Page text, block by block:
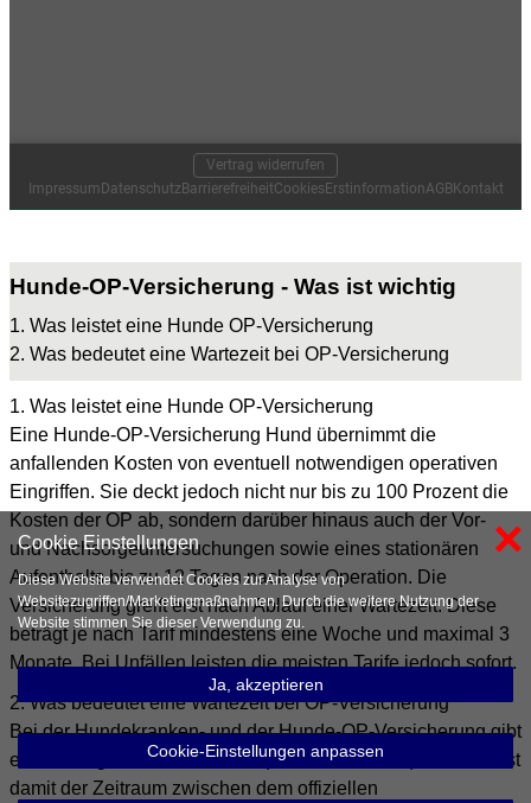
Hunde-OP-Versicherung - Was ist wichtig
1. Was leistet eine Hunde OP-Versicherung
2. Was bedeutet eine Wartezeit bei OP-Versicherung
1. Was leistet eine Hunde OP-Versicherung
Eine Hunde-OP-Versicherung Hund übernimmt die
anfallenden Kosten von eventuell notwendigen operativen
Eingriffen. Sie deckt jedoch nicht nur bis zu 100 Prozent die
Kosten der OP ab, sondern darüber hinaus auch der Vor-
und Nachsorgeuntersuchungen sowie eines stationären
Aufenthalts bis zu 12 Tagen nach der Operation. Die
Versicherung greift erst nach Ablauf einer Wartezeit. Diese
beträgt je nach Tarif mindestens eine Woche und maximal 3
Monate. Bei Unfällen leisten die meisten Tarife jedoch sofort.
×
Cookie Einstellungen
Diese Website verwendet Cookies zur Analyse von
Websitezugriffen/Marketingmaßnahmen. Durch die weitere Nutzung der
Website stimmen Sie dieser Verwendung zu.
Ja, akzeptieren
Cookie-Einstellungen anpassen